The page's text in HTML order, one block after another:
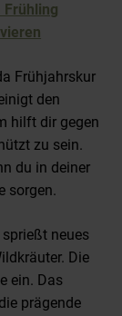
Frühling
Frühjahrskur
den
hilft dir gegen
zu sein.
du in deiner
sorgen.
neues
Die
ein. Das
prägende